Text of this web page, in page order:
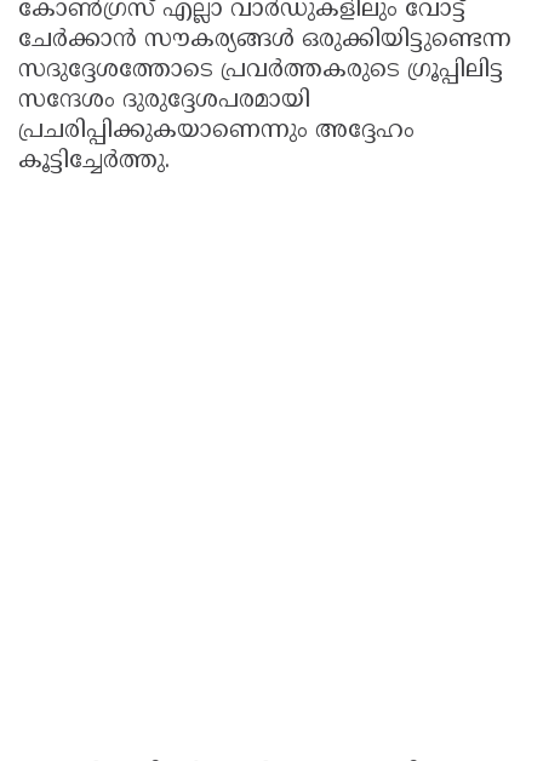
കോൺഗ്രസ് എല്ലാ വാർഡുകളിലും വോട്ട്
ചേർക്കാൻ സൗകര്യങ്ങൾ ഒരുക്കിയിട്ടുണ്ടെന്ന
സദുദ്ദേശത്തോടെ പ്രവർത്തകരുടെ ഗ്രൂപ്പിലിട്ട
സന്ദേശം ദുരുദ്ദേശപരമായി
പ്രചരിപ്പിക്കുകയാണെന്നും അദ്ദേഹം
കൂട്ടിച്ചേർത്തു.